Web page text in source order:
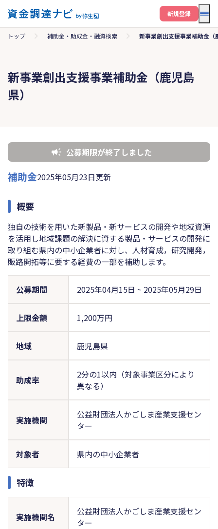
メ
新規登録
トップ 補助金・助成金・融資検索 新事業創出支援事業補助金（
新事業創出支援事業補助金（鹿児島
県）
公募期限が終了しました
補助金2025年05月23日更新
概要
独自の技術を用いた新製品・新サービスの開発や地域資源
を活用し地域課題の解決に資する製品・サービスの開発に
取り組む県内の中小企業者に対し、人材育成，研究開発，
販路開拓等に要する経費の一部を補助します。
公募期間 2025年04月15日 ~ 2025年05月29日
上限金額 1,200万円
地域 鹿児島県
助成率
2分の1以内（対象事業区分により
異なる）
実施機関
公益財団法人かごしま産業支援セン
ター
対象者 県内の中小企業者
特徴
実施機関名
公益財団法人かごしま産業支援セン
ター